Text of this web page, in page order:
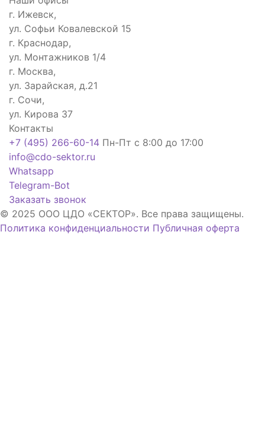
г. Ижевск,
ул. Софьи Ковалевской 15
г. Краснодар,
ул. Монтажников 1/4
г. Москва,
ул. Зарайская, д.21
г. Сочи,
ул. Кирова 37
Контакты
+7 (495) 266-60-14 Пн-Пт с 8:00 до 17:00
info@cdo-sektor.ru
Whatsapp
Telegram-Bot
Заказать звонок
© 2025 ООО ЦДО «СЕКТОР». Все права защищены.
Политика конфиденциальности Публичная оферта